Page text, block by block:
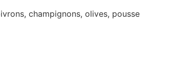
champignons, olives, pousse